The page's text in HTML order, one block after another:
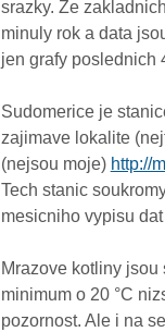
srazky. Ze
minuly rok a data
jen grafy poslednich
Sudomerice je
zajimave lokalite
(nejsou moje) http://
Tech stanic
mesicniho vypisu
Mrazove kotliny jsou
minimum o 20 °C
pozornost. Ale i na